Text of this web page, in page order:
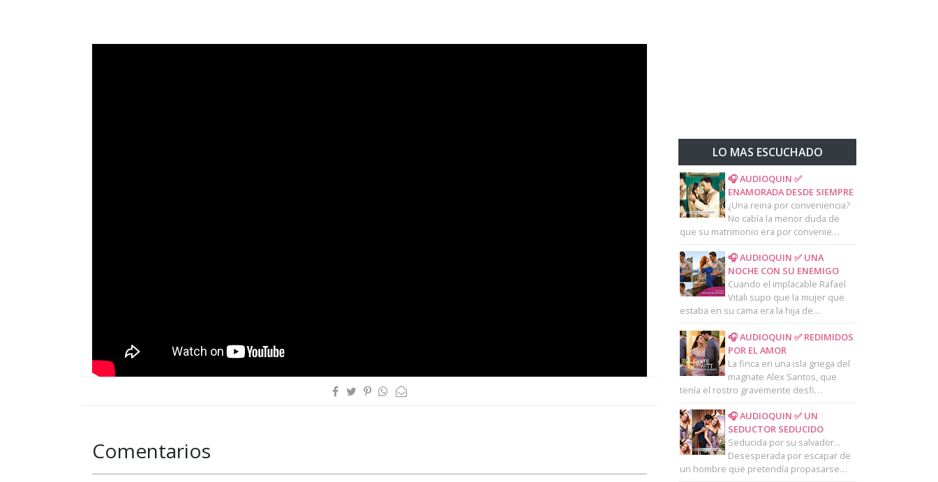
Comentarios
LO MAS ESCUCHADO
🎧 AUDIOQUIN ✅
ENAMORADA DESDE SIEMPRE
¿Una reina por conveniencia?
No cabía la menor duda de
que su matrimonio era por convenie…
🎧 AUDIOQUIN ✅ UNA
NOCHE CON SU ENEMIGO
Cuando el implacable Rafael
Vitali supo que la mujer que
estaba en su cama era la hija de…
🎧 AUDIOQUIN ✅ REDIMIDOS
POR EL AMOR
La finca en una isla griega del
magnate Alex Santos, que
tenía el rostro gravemente desfi…
🎧 AUDIOQUIN ✅ UN
SEDUCTOR SEDUCIDO
Seducida por su salvador...
Desesperada por escapar de
un hombre que pretendía propasarse…